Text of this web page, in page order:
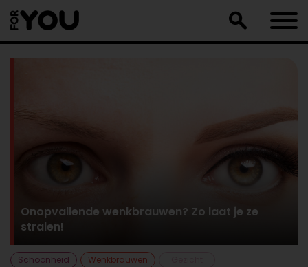
naar
artikel
Onopvallende wenkbrauwen? Zo laat je ze
stralen!
Schoonheid Wenkbrauwen